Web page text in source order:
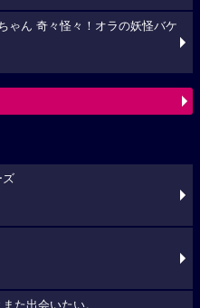
ゃん 奇々怪々！オラの妖怪バケ
ズ
た出会いたい。